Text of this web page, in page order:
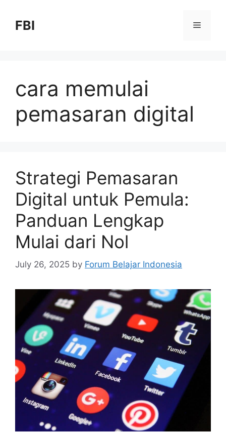
FBI
cara memulai
pemasaran digital
Strategi Pemasaran
Digital untuk Pemula:
Panduan Lengkap
Mulai dari Nol
July 26, 2025 by Forum Belajar Indonesia